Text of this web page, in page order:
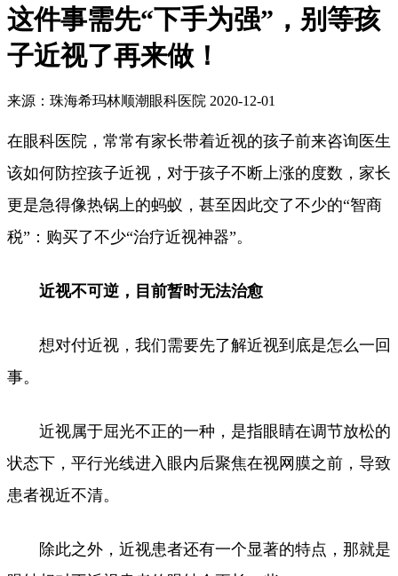
这件事需先“下手为强”，别等孩
子近视了再来做！
来源：珠海希玛林顺潮眼科医院 2020-12-01
在眼科医院，常常有家长带着近视的孩子前来咨询医生
该如何防控孩子近视，对于孩子不断上涨的度数，家长
更是急得像热锅上的蚂蚁，甚至因此交了不少的“智商
税”：购买了不少“治疗近视神器”。
近视不可逆，目前暂时无法治愈
想对付近视，我们需要先了解近视到底是怎么一回
事。
近视属于屈光不正的一种，是指眼睛在调节放松的
状态下，平行光线进入眼内后聚焦在视网膜之前，导致
患者视近不清。
除此之外，近视患者还有一个显著的特点，那就是